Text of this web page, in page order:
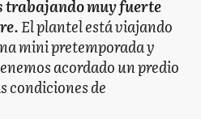
trabajando muy fuerte
. El plantel está viajando
mini pretemporada y
acordado un predio
condiciones de